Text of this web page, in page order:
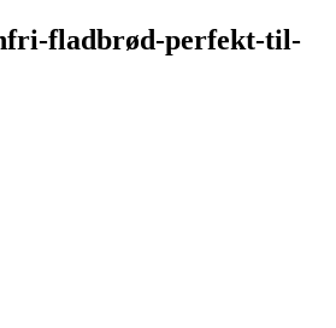
fladbrød-perfekt-til-